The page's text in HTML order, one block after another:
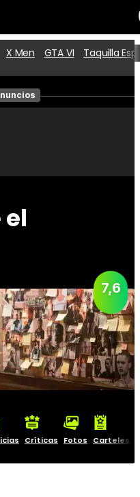
Películas
X Men GTA VI Taquilla
7,6
Críticas Fotos Carteles